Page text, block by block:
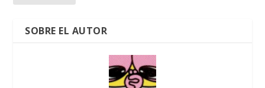
SOBRE EL AUTOR